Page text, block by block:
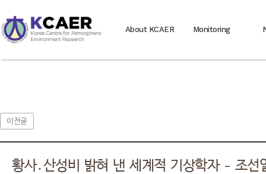
About KCAER Monitoring
이전글
황사․산성비 밝혀 낸 세계적 기상학자 - 조